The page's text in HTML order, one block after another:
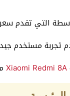
تجربة مستخدم
Xiaomi Redmi 8A